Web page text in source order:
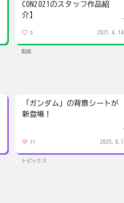
CON2021のスタッフ作品紹
介】
0 2021.4.14
動画
「ガンダム」の背景シートが
新登場！
11 2025.8.1
トピックス